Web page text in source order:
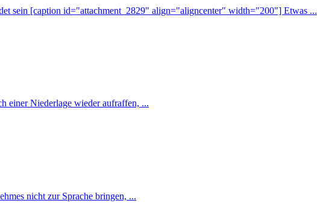
sein [caption id="attachment_2829" align="aligncenter" width="200"] Etwas ...
einer Niederlage wieder aufraffen, ...
nicht zur Sprache bringen, ...